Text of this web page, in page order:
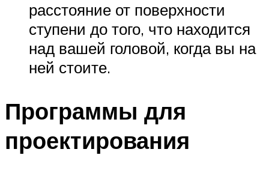
расстояние от поверхности
ступени до того, что находится
над вашей головой, когда вы на
ней стоите.
Программы для
проектирования